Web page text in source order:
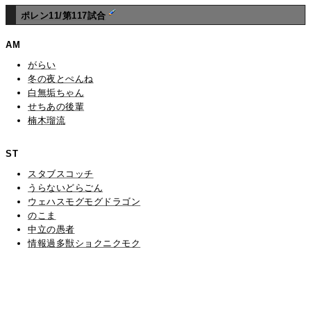
ポレン11/第117試合
AM
がらい
冬の夜とぺんね
白無垢ちゃん
せちあの後輩
楠木瑠流
ST
スタブスコッチ
うらないどらごん
ウェハスモグモグドラゴン
のこま
中立の愚者
情報過多獣ショクニクモク